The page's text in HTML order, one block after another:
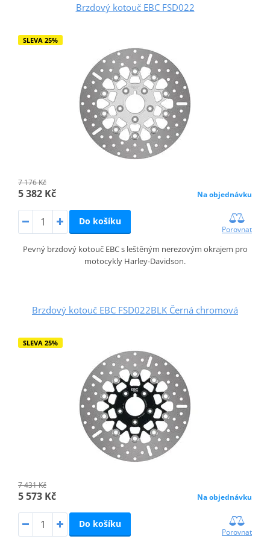
Brzdový kotouč EBC FSD022
SLEVA 25%
7 176 Kč
5 382 Kč Na objednávku
Do košíku
Porovnat
Pevný brzdový kotouč EBC s leštěným nerezovým okrajem pro
motocykly Harley-Davidson.
Brzdový kotouč EBC FSD022BLK Černá chromová
SLEVA 25%
7 431 Kč
5 573 Kč Na objednávku
Do košíku
Porovnat